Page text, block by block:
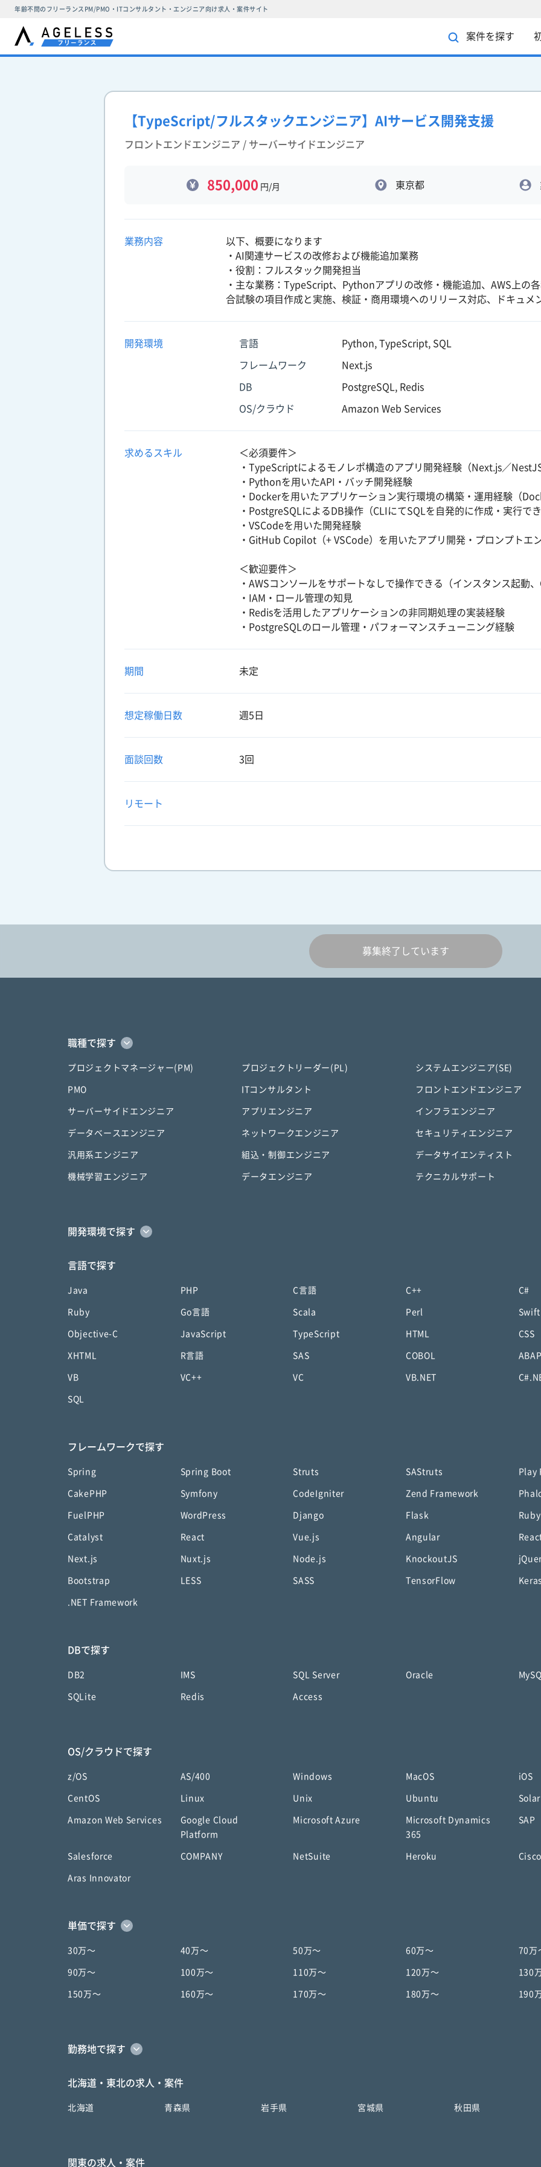
年齢不問のフリーランスPM/PMO・ITコンサルタント・エンジニア向け求人・案件サイト
案件を探す
【TypeScript/フルスタックエンジニア】AIサービス開発支援
フロントエンドエンジニア / サーバーサイドエンジニア
850,000 円/月 東京都
業務内容
以下、概要になります
・AI関連サービスの改修および機能追加業務
・役割：フルスタック開発担当
・主な業務：TypeScript、Pythonアプリの改修・機能追加、AWS上の
合試験の項目作成と実施、検証・商用環境へのリリース対応、ドキュメ
開発環境 言語 Python, TypeScript, SQL
フレームワーク Next.js
DB PostgreSQL, Redis
OS/クラウド Amazon Web Services
求めるスキル
＜必須要件＞
・TypeScriptによるモノレポ構造のアプリ開発経験（Next.js／
・Pythonを用いたAPI・バッチ開発経験
・Dockerを用いたアプリケーション実行環境の構築・運用経験（
・PostgreSQLによるDB操作（CLIにてSQLを自発的に作成・実行で
・VSCodeを用いた開発経験
・GitHub Copilot（+ VSCode）を用いたアプリ開発・プロンプトエ
＜歓迎要件＞
・AWSコンソールをサポートなしで操作できる（インスタンス起動
・IAM・ロール管理の知見
・Redisを活用したアプリケーションの非同期処理の実装経験
・PostgreSQLのロール管理・パフォーマンスチューニング経験
期間 未定
想定稼働日数 週5日
面談回数 3回
リモート
募集終了しています
職種で探す
プロジェクトマネージャー(PM) プロジェクトリーダー(PL) システムエンジニア(SE)
PMO ITコンサルタント フロントエンドエンジニア
サーバーサイドエンジニア アプリエンジニア インフラエンジニア
データベースエンジニア ネットワークエンジニア セキュリティエンジニア
汎用系エンジニア 組込・制御エンジニア データサイエンティスト
機械学習エンジニア データエンジニア テクニカルサポート
開発環境で探す
言語で探す
Java PHP C言語 C++ C#
Ruby Go言語 Scala Perl Swift
Objective-C JavaScript TypeScript HTML CSS
XHTML R言語 SAS COBOL
VB VC++ VC VB.NET
SQL
フレームワークで探す
Spring Spring Boot Struts SAStruts Play
CakePHP Symfony CodeIgniter Zend Framework
FuelPHP WordPress Django Flask
Catalyst React Vue.js Angular
Next.js Nuxt.js Node.js KnockoutJS
Bootstrap LESS SASS TensorFlow
.NET Framework
DBで探す
DB2 IMS SQL Server Oracle
SQLite Redis Access
OS/クラウドで探す
z/OS AS/400 Windows MacOS iOS
CentOS Linux Unix Ubuntu
Amazon Web Services
Google Cloud
Platform
Microsoft Azure
Microsoft Dynamics
365
SAP
Salesforce COMPANY NetSuite Heroku
Aras Innovator
単価で探す
30万〜 40万〜 50万〜 60万〜 70万
90万〜 100万〜 110万〜 120万〜 130
150万〜 160万〜 170万〜 180万〜 190
勤務地で探す
北海道・東北の求人・案件
北海道 青森県 岩手県 宮城県 秋田県
関東の求人・案件